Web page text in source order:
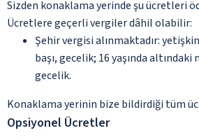
Sizden konaklama yerinde şu ücretleri
Ücretlere geçerli vergiler dâhil olabilir:
Şehir vergisi alınmaktadır:
başı, gecelik; 16 yaşında
gecelik.
Konaklama yerinin bize bildirdiği tüm
Opsiyonel Ücretler